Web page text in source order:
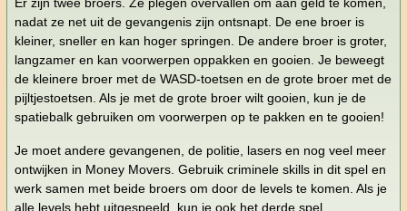
Er zijn twee broers. Ze plegen overvallen om aan geld te komen,
nadat ze net uit de gevangenis zijn ontsnapt. De ene broer is
kleiner, sneller en kan hoger springen. De andere broer is groter,
langzamer en kan voorwerpen oppakken en gooien. Je beweegt
de kleinere broer met de WASD-toetsen en de grote broer met de
pijltjestoetsen. Als je met de grote broer wilt gooien, kun je de
spatiebalk gebruiken om voorwerpen op te pakken en te gooien!
Je moet andere gevangenen, de politie, lasers en nog veel meer
ontwijken in Money Movers. Gebruik criminele skills in dit spel en
werk samen met beide broers om door de levels te komen. Als je
alle levels hebt uitgespeeld, kun je ook het derde spel